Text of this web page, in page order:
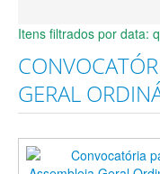
Itens filtrados por data:
GERAL